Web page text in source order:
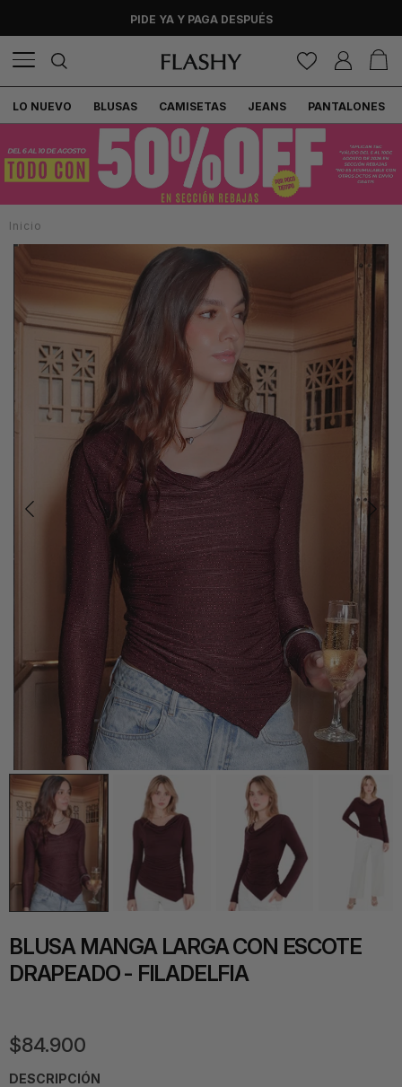
PIDE YA Y PAGA DESPUÉS
LO NUEVO BLUSAS CAMISETAS JEANS PANTALONES
Inicio
BLUSA MANGA LARGA CON ESCOTE
DRAPEADO - FILADELFIA
$84.900
DESCRIPCIÓN